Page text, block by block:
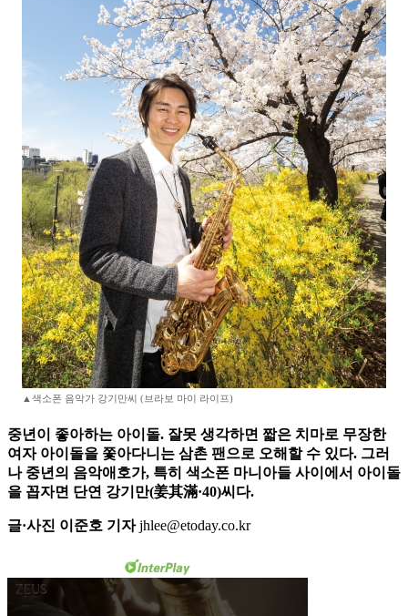
▲색소폰 음악가 강기만씨 (브라보 마이 라이프)
중년이 좋아하는 아이돌. 잘못 생각하면 짧은 치마로 무장한
여자 아이돌을 쫓아다니는 삼촌 팬으로 오해할 수 있다. 그러
나 중년의 음악애호가, 특히 색소폰 마니아들 사이에서 아이돌
을 꼽자면 단연 강기만(姜其滿·40)씨다.
글·사진 이준호 기자jhlee@etoday.co.kr